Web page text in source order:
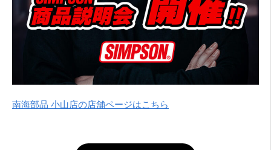
南海部品 小山店の店舗ページはこちら